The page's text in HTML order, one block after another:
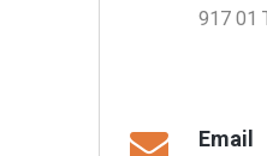
917 01
Email